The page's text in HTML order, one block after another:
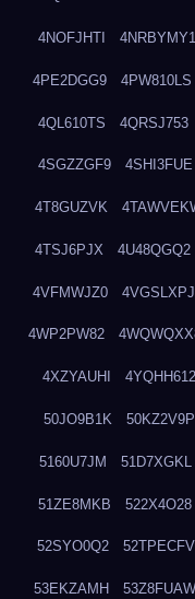
4NOFJHTI 4NRBYMY1
4PE2DGG9 4PW810LS
4QL610TS 4QRSJ753
4SGZZGF9 4SHI3FUE
4T8GUZVK
4TSJ6PJX 4U48QGQ2
4VFMWJZ0 4VGSLXPJ
4WP2PW82
4XZYAUHI 4YQHH612
50JO9B1K 50KZ2V9P
5160U7JM 51D7XGKL
51ZE8MKB 522X4O28
52SYO0Q2 52TPECFV
53EKZAMH 53Z8FUAW